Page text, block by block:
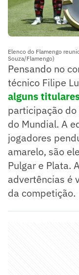
Elenco do Flamengo
Souza/Flamengo)
Pensando no
técnico Filipe
alguns
participação do
do Mundial. A
jogadores
amarelo, são
Pulgar e Plata.
advertências é
da competição.